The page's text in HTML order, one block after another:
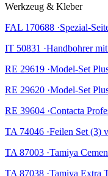
Werkzeug & Kleber
FAL 170688 ·Spezial-
IT 50831 ·Handbohrer
RE 29619 ·Model-Set
RE 29620 ·Model-Set
RE 39604 ·Contacta
TA 74046 ·Feilen Set (3)
TA 87003 ·Tamiya
TA 87038 ·Tamiya Extra